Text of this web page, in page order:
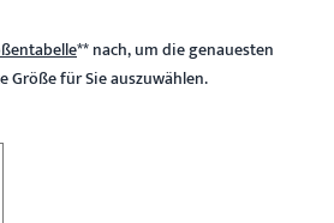
**nach, um die genauesten
Größe für Sie auszuwählen.